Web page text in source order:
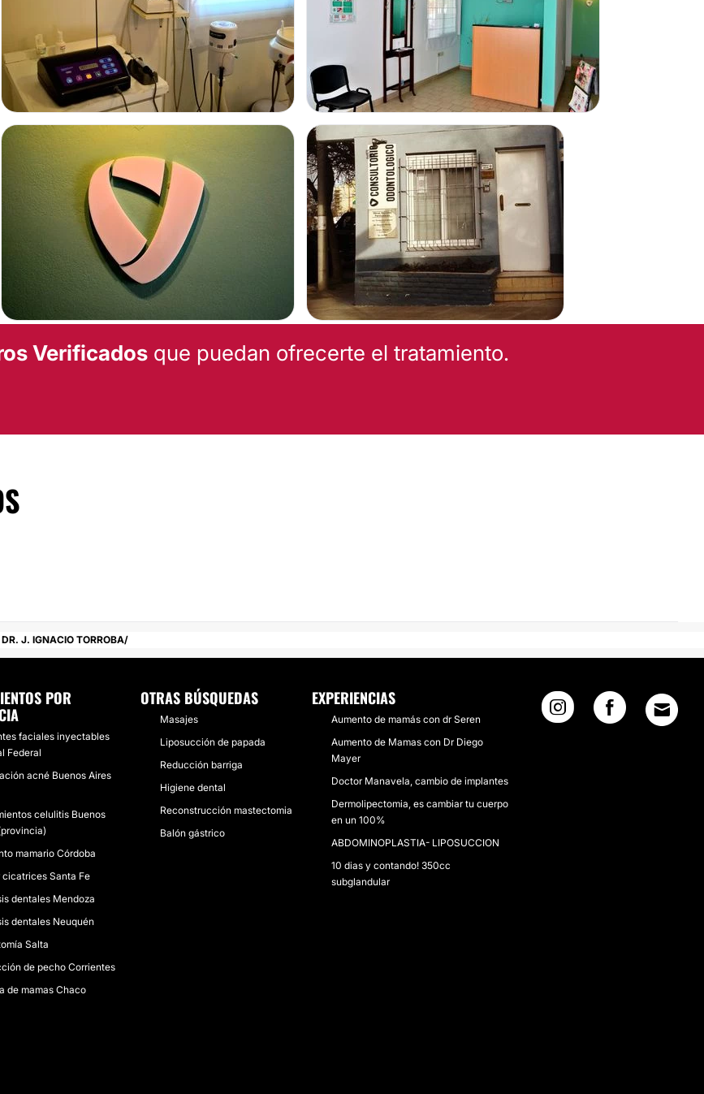
su consultorio
Bahía Blanca, en
Verificadosque puedan ofrecerte el tratamiento.
DR. J. IGNACIO TORROBA
POR
faciales inyectables
Federal
acné Buenos Aires
celulitis Buenos
mamario Córdoba
cicatrices Santa Fe
dentales Mendoza
dentales Neuquén
Salta
de pecho Corrientes
de mamas Chaco
OTRAS BÚSQUEDAS
Masajes
Liposucción de papada
Reducción barriga
Higiene dental
Reconstrucción mastectomia
Balón gástrico
EXPERIENCIAS
Aumento de mamás con dr Seren
Aumento de Mamas con Dr Diego
Mayer
Doctor Manavela, cambio de implantes
Dermolipectomia, es cambiar tu cuerpo
en un 100%
ABDOMINOPLASTIA- LIPOSUCCION
10 dias y contando! 350cc
subglandular